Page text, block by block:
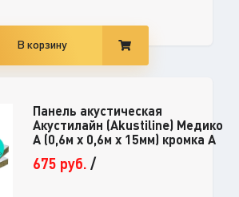
В корзину
Панель акустическая
Акустилайн (Akustiline) Медико
А (0,6м х 0,6м х 15мм) кромка А
675 руб. /